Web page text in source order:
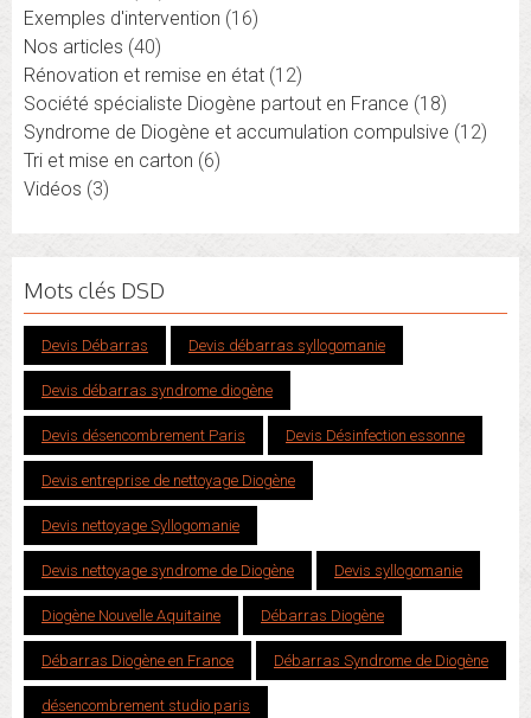
Exemples d'intervention (16)
Nos articles (40)
Rénovation et remise en état (12)
Société spécialiste Diogène partout en France (18)
Syndrome de Diogène et accumulation compulsive (12)
Tri et mise en carton (6)
Vidéos (3)
Mots clés DSD
Devis Débarras Devis débarras syllogomanie
Devis débarras syndrome diogène
Devis désencombrement Paris Devis Désinfection essonne
Devis entreprise de nettoyage Diogène
Devis nettoyage Syllogomanie
Devis nettoyage syndrome de Diogène Devis syllogomanie
Diogène Nouvelle Aquitaine Débarras Diogène
Débarras Diogène en France Débarras Syndrome de Diogène
désencombrement studio paris